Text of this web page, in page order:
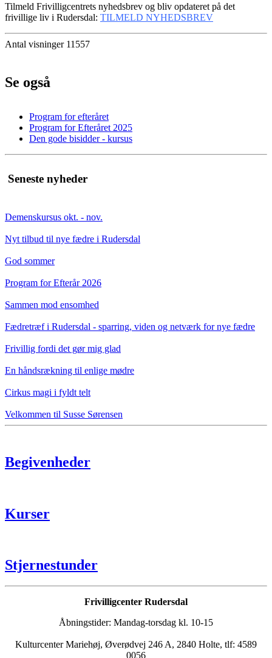
Tilmeld Frivilligcentrets nyhedsbrev og bliv opdateret på det
frivillige liv i Rudersdal: TILMELD NYHEDSBREV
Antal visninger 11557
Se også
Program for efteråret
Program for Efteråret 2025
Den gode bisidder - kursus
Seneste nyheder
Demenskursus okt. - nov.
Nyt tilbud til nye fædre i Rudersdal
God sommer
Program for Efterår 2026
Sammen mod ensomhed
Fædretræf i Rudersdal - sparring, viden og netværk for nye fædre
Frivillig fordi det gør mig glad
En håndsrækning til enlige mødre
Cirkus magi i fyldt telt
Velkommen til Susse Sørensen
Begivenheder
Kurser
Stjernestunder
Frivilligcenter Rudersdal
Åbningstider: Mandag-torsdag kl. 10-15
Kulturcenter Mariehøj, Øverødvej 246 A, 2840 Holte, tlf: 4589
0056